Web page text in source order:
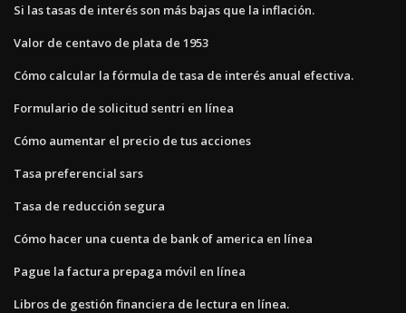
Si las tasas de interés son más bajas que la inflación.
Valor de centavo de plata de 1953
Cómo calcular la fórmula de tasa de interés anual efectiva.
Formulario de solicitud sentri en línea
Cómo aumentar el precio de tus acciones
Tasa preferencial sars
Tasa de reducción segura
Cómo hacer una cuenta de bank of america en línea
Pague la factura prepaga móvil en línea
Libros de gestión financiera de lectura en línea.